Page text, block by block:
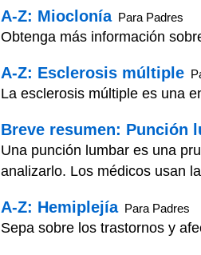
A-Z: Mioclonía Para Padres
Obtenga más información
A-Z: Esclerosis múltiple
La esclerosis múltiple es una
Breve resumen: Punción
Una punción lumbar es una
analizarlo. Los médicos usan
A-Z: Hemiplejía Para Padres
Sepa sobre los trastornos y